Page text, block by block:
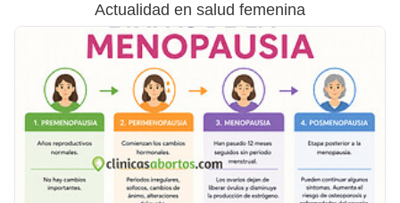
Actualidad en salud femenina